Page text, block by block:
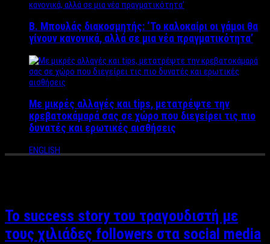
Β. Μπουλάς διακοσμητής: ‘Το καλοκαίρι οι γάμοι θα
γίνουν κανονικά, αλλά σε μια νέα πραγματικότητα’
Με μικρές αλλαγές και tips, μετατρέψτε την
κρεβατοκάμαρά σας σε χώρο που διεγείρει τις πιο
δυνατές και ερωτικές αισθήσεις
ENGLISH
Το success story του τραγουδιστή με
τους χιλιάδες followers στα social media